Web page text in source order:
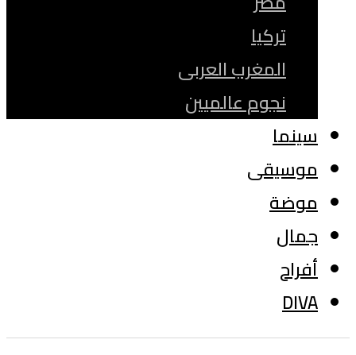
تركيا
المغرب العربى
نجوم عالميين
سينما
موسيقى
موضة
جمال
أفراح
DIVA